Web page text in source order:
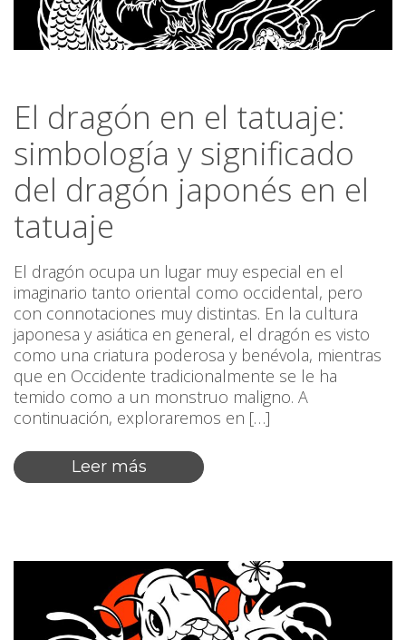
El dragón en el tatuaje:
simbología y significado
del dragón japonés en el
tatuaje
El dragón ocupa un lugar muy especial en el
imaginario tanto oriental como occidental, pero
con connotaciones muy distintas. En la cultura
japonesa y asiática en general, el dragón es visto
como una criatura poderosa y benévola, mientras
que en Occidente tradicionalmente se le ha
temido como a un monstruo maligno. A
continuación, exploraremos en […]
Leer más